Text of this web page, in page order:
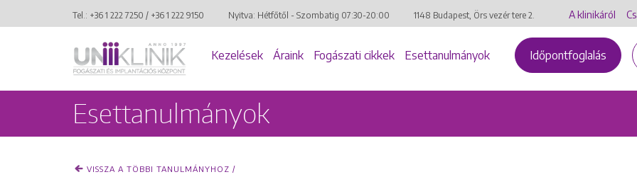
Tel.: +36 1 222 7250 / +36 1 222 9150 Nyitva: Hétfőtől - Szombatig 07:30-20:00 1148 Budapest, Örs vezér tere 2. A klinikáról
Kezelések Áraink Fogászati cikkek Esettanulmányok Időpontfoglalás
Esettanulmányok
VISSZA A TÖBBI TANULMÁNYHOZ /